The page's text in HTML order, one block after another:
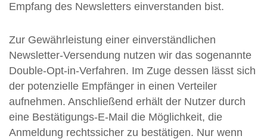
Empfang des Newsletters einverstanden bist.
Zur Gewährleistung einer einverständlichen
Newsletter-Versendung nutzen wir das sogenannte
Double-Opt-in-Verfahren. Im Zuge dessen lässt sich
der potenzielle Empfänger in einen Verteiler
aufnehmen. Anschließend erhält der Nutzer durch
eine Bestätigungs-E-Mail die Möglichkeit, die
Anmeldung rechtssicher zu bestätigen. Nur wenn